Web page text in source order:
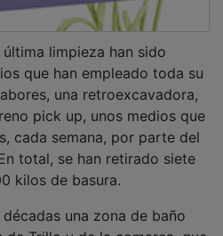
que han empleado toda su
una retroexcavadora,
pick up, unos medios que
cada semana, por parte del
total, se han retirado siete
kilos de basura.
Trillo y de la comarca, que